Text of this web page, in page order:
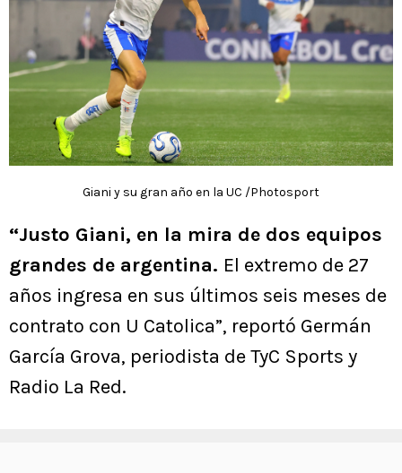
Giani y su gran año en la UC /Photosport
“Justo Giani, en la mira de dos equipos
grandes de argentina. El extremo de 27
años ingresa en sus últimos seis meses de
contrato con U Catolica”, reportó Germán
García Grova, periodista de TyC Sports y
Radio La Red.